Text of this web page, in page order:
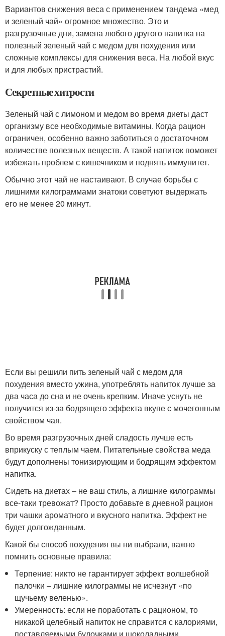
Вариантов снижения веса с применением тандема «мед
и зеленый чай» огромное множество. Это и
разгрузочные дни, замена любого другого напитка на
полезный зеленый чай с медом для похудения или
сложные комплексы для снижения веса. На любой вкус
и для любых пристрастий.
Секретные хитрости
Зеленый чай с лимоном и медом во время диеты даст
организму все необходимые витамины. Когда рацион
ограничен, особенно важно заботиться о достаточном
количестве полезных веществ. А такой напиток поможет
избежать проблем с кишечником и поднять иммунитет.
Обычно этот чай не настаивают. В случае борьбы с
лишними килограммами знатоки советуют выдержать
его не менее 20 минут.
Если вы решили пить зеленый чай с медом для
похудения вместо ужина, употреблять напиток лучше за
два часа до сна и не очень крепким. Иначе уснуть не
получится из-за бодрящего эффекта вкупе с мочегонным
свойством чая.
Во время разгрузочных дней сладость лучше есть
вприкуску с теплым чаем. Питательные свойства меда
будут дополнены тонизирующим и бодрящим эффектом
напитка.
Сидеть на диетах – не ваш стиль, а лишние килограммы
все-таки тревожат? Просто добавьте в дневной рацион
три чашки ароматного и вкусного напитка. Эффект не
будет долгожданным.
Какой бы способ похудения вы ни выбрали, важно
помнить основные правила:
Терпение: никто не гарантирует эффект волшебной
палочки – лишние килограммы не исчезнут «по
щучьему веленью».
Умеренность: если не поработать с рационом, то
никакой целебный напиток не справится с калориями,